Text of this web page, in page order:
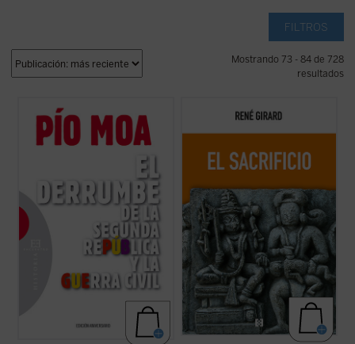
FILTROS
Mostrando 73 - 84 de 728
resultados
¿Llegó la Guerra Civil española por una
amenaza fascista a la que se vio obligada a
resistir la izquierda, o por un peligro
revolucionario que la derecha hubo de
Esta nueva edición, publicada a modo de
conmemoración por el centenario del
girardiano, pues el sacrificio no es un tema
cualquiera de la antropología o de la ...